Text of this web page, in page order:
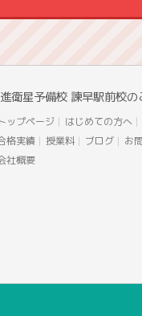
衛星予備校 諫早駅前校の
トップページ はじめての方へ
格実績
授業料 ブログ
お
社概要